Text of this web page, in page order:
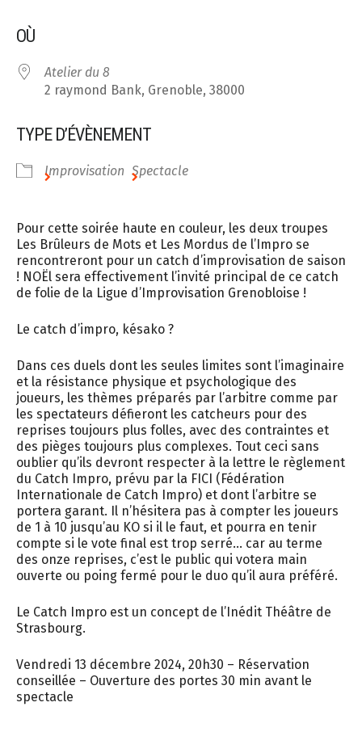
OÙ
Atelier du 8
2 raymond Bank, Grenoble, 38000
TYPE D’ÉVÈNEMENT
Improvisation Spectacle
Pour cette soirée haute en couleur, les deux troupes
Les Brûleurs de Mots et Les Mordus de l’Impro se
rencontreront pour un catch d’improvisation de saison
! NOËl sera effectivement l’invité principal de ce catch
de folie de la Ligue d’Improvisation Grenobloise !
Le catch d’impro, késako ?
Dans ces duels dont les seules limites sont l’imaginaire
et la résistance physique et psychologique des
joueurs, les thèmes préparés par l’arbitre comme par
les spectateurs défieront les catcheurs pour des
reprises toujours plus folles, avec des contraintes et
des pièges toujours plus complexes. Tout ceci sans
oublier qu’ils devront respecter à la lettre le règlement
du Catch Impro, prévu par la FICI (Fédération
Internationale de Catch Impro) et dont l’arbitre se
portera garant. Il n’hésitera pas à compter les joueurs
de 1 à 10 jusqu’au KO si il le faut, et pourra en tenir
compte si le vote final est trop serré… car au terme
des onze reprises, c’est le public qui votera main
ouverte ou poing fermé pour le duo qu’il aura préféré.
Le Catch Impro est un concept de l’Inédit Théâtre de
Strasbourg.
Vendredi 13 décembre 2024, 20h30 – Réservation
conseillée – Ouverture des portes 30 min avant le
spectacle